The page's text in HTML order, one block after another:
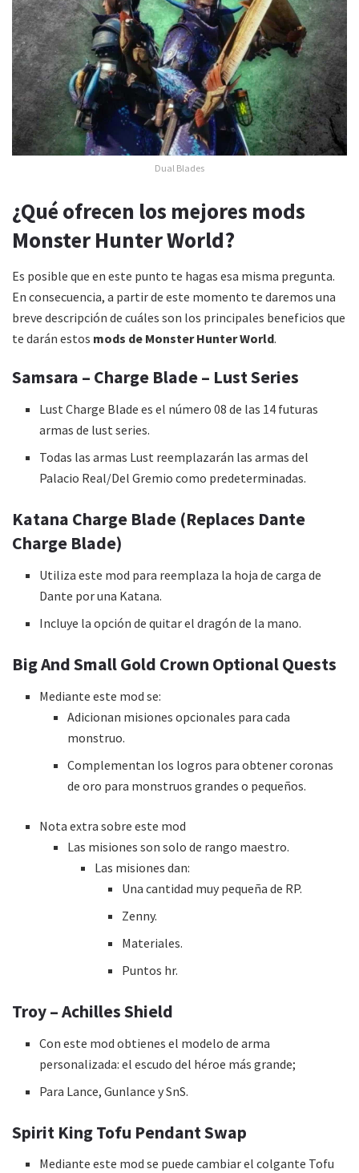
Dual Blades
¿Qué ofrecen los mejores mods
Monster Hunter World?
Es posible que en este punto te hagas esa misma pregunta.
En consecuencia, a partir de este momento te daremos una
breve descripción de cuáles son los principales beneficios que
te darán estos mods de Monster Hunter World.
Samsara – Charge Blade – Lust Series
Lust Charge Blade es el número 08 de las 14 futuras
armas de lust series.
Todas las armas Lust reemplazarán las armas del
Palacio Real/Del Gremio como predeterminadas.
Katana Charge Blade (Replaces Dante
Charge Blade)
Utiliza este mod para reemplaza la hoja de carga de
Dante por una Katana.
Incluye la opción de quitar el dragón de la mano.
Big And Small Gold Crown Optional Quests
Mediante este mod se:
Adicionan misiones opcionales para cada
monstruo.
Complementan los logros para obtener coronas
de oro para monstruos grandes o pequeños.
Nota extra sobre este mod
Las misiones son solo de rango maestro.
Las misiones dan:
Una cantidad muy pequeña de RP.
Zenny.
Materiales.
Puntos hr.
Troy – Achilles Shield
Con este mod obtienes el modelo de arma
personalizada: el escudo del héroe más grande;
Para Lance, Gunlance y SnS.
Spirit King Tofu Pendant Swap
Mediante este mod se puede cambiar el colgante Tofu